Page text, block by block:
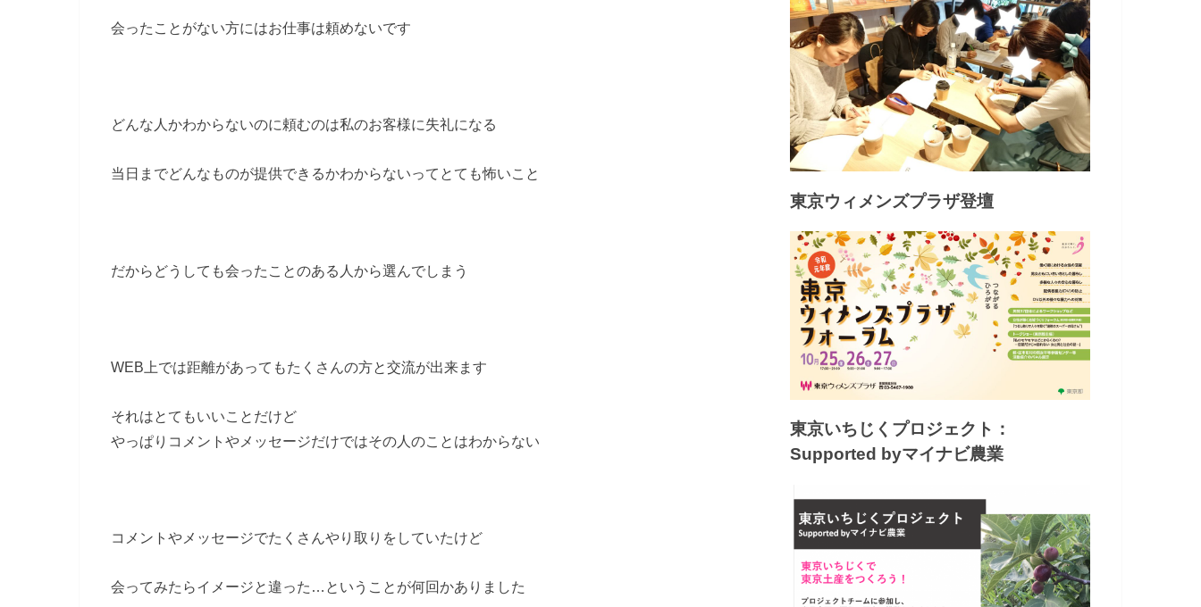
会ったことがない方にはお仕事は頼めないです
どんな人かわからないのに頼むのは私のお客様に失礼になる
当日までどんなものが提供できるかわからないってとても怖いこと
だからどうしても会ったことのある人から選んでしまう
WEB上では距離があってもたくさんの方と交流が出来ます
それはとてもいいことだけど
やっぱりコメントやメッセージだけではその人のことはわからない
コメントやメッセージでたくさんやり取りをしていたけど
会ってみたらイメージと違った…ということが何回かありました
東京ウィメンズプラザ登壇
東京いちじくプロジェクト：
Supported byマイナビ農業